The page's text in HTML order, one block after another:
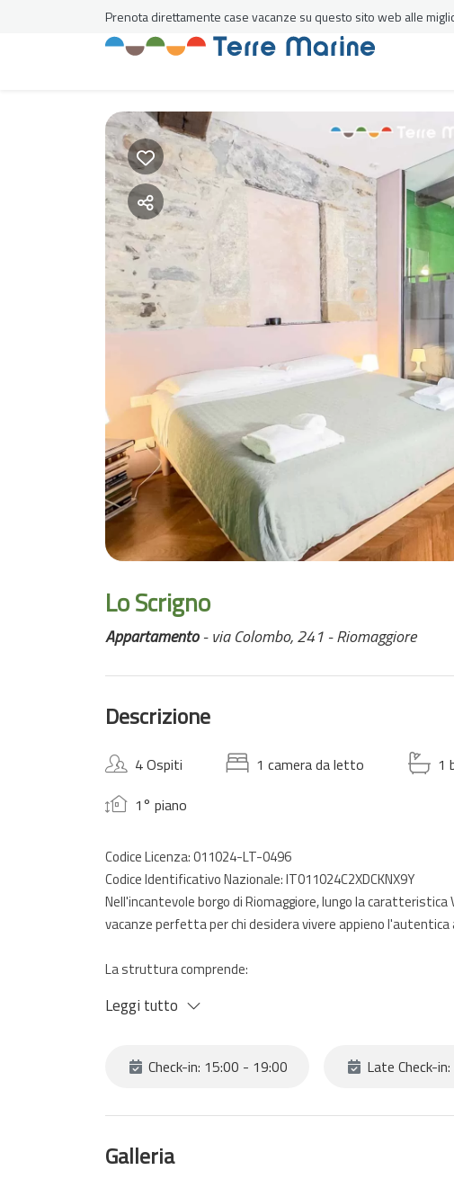
Lo Scrigno
Appartamento- via Colombo, 241 - Riomaggiore
Descrizione
4 Ospiti 1 camera da letto 1
1° piano
Codice Licenza: 011024-LT-0496
Codice Identificativo Nazionale: IT011024C2XDCKNX9Y
Nell'incantevole borgo di Riomaggiore, lungo la
vacanze perfetta per chi desidera vivere appieno
La struttura comprende:
un bagno con vasca, ideale per il relax
Leggi tutto
Check-in: 15:00 - 19:00 Late Check-
Galleria
Prenota direttamente case vacanze su questo sito web alle